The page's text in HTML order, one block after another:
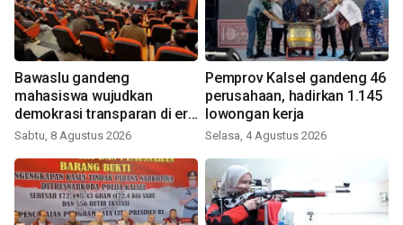
Bawaslu gandeng
mahasiswa wujudkan
demokrasi transparan di era
digital
Sabtu, 8 Agustus 2026
Pemprov Kalsel gandeng 46
perusahaan, hadirkan 1.145
lowongan kerja
Selasa, 4 Agustus 2026